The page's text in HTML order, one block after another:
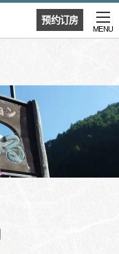
预约订房
MENU